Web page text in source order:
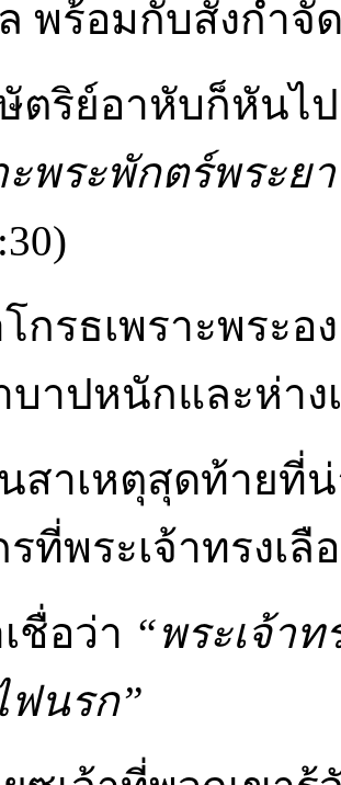
พร้อมกับสั่งกำจั
ตริย์อาหับก็หันไ
ะพระพักตร์พระย
กรธเพราะพระ
บาปหนักและห่าง
เหตุสุดท้ายที่น่
ที่พระเจ้าทรงเลื
ชื่อว่า “พระเจ้า
ฟนรก”